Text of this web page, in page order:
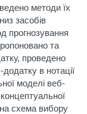
методи їх
засобів
прогнозування
та
проведено
в нотації
моделі веб-
схема вибору